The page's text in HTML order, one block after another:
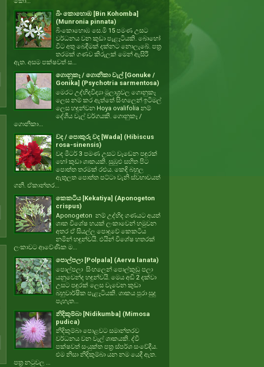
බිං කොහොඹ [Bin Kohomba]
(Munronia pinnata)
බිංකොහොඹ සෙ.මි 15 පමණ උසට
වර්ධනය වන කුඩා පැළෑටියකි. බොහෝ
විට අතු බෙදීමක් දක්නට නොලැබේ. පත්‍ර
තරමක් ගණව කිරුලක් මෙන් ඇසිරී
ඇත. අසම පක්ෂවත් ස...
ගොනුකෑ / ගොනිකා වැල් [Gonuke /
Gonika] (Psychotria sarmentosa)
මෙරට උද්භිදවිද්‍යා මූලාශ්‍රවල ගොනුකෑ
ලෙස නම් කර ඇත්තේ සිංහලෙන් ඉටිමල්
ලෙස හඳුන්වන Hoya ovalifolia නම්
දේශීය වැල් වර්ගයකි. ගොනුකෑ /
ගොනිකා...
වද / පොකුරු වද [Wada] (Hibiscus
rosa-sinensis)
වද මීටර් 3 පමණ උසට වැඩෙන පඳුරක්
හෝ කුඩා ශාකයකි. සුඹුළු සහිත පිට
පොත්ත තරමක් රළුය. කෙඳි බහුල
ඇතුලත පොත්ත පට්ටා වැනි ස්වභාවයත්
ගනී. ඒකාන්තර...
කෙකටිය [Kekatiya] (Aponogeton
crispus)
Aponogeton නම් උද්භිද ගණයට අයත්
ශාක විශේෂ හයක් ලංකාවෙන් හමුවන
අතර ඒ සියල්ල පොදුවේ කෙකටිය
නමින් හඳුන්වයි. එයින් විශේෂ හතරක්
ලංකාවට ආවේණික ම...
පොල්පලා [Polpala] (Aerva lanata)
පොල්පලා සිංහලෙන් පොල්කුඩු පලා
යනුවෙන්ද හඳුන්වයි. මෙය අඩි 2 දක්වා
උසට පඳුරක් ලෙස වැවෙන කුඩා
බහුවාර්ෂික පැළෑටියකි. ශාකය පුරා සුදු
පැහැත...
නිදිකුම්බා [Nidikumba] (Mimosa
pudica)
නිදිකුම්බා පොළවට සමාන්තරව
වර්ධනය වන වැල් ශාකයකි. ද්වී
පක්ෂවත් සංයුක්ත පත්‍ර ස්පර්ශ සංවේදීය.
එම නිසා නිදිකුම්බා යන නම යෙදී ඇත.
පත්‍ර නටුවල ...